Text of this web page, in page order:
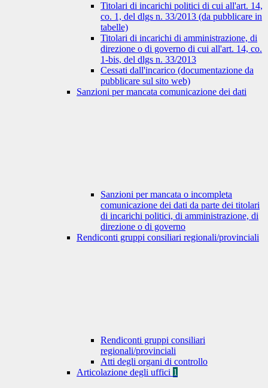
Titolari di incarichi politici di cui all'art. 14,
co. 1, del dlgs n. 33/2013 (da pubblicare in
tabelle)
Titolari di incarichi di amministrazione, di
direzione o di governo di cui all'art. 14, co.
1-bis, del dlgs n. 33/2013
Cessati dall'incarico (documentazione da
pubblicare sul sito web)
Sanzioni per mancata comunicazione dei dati
Sanzioni per mancata o incompleta
comunicazione dei dati da parte dei titolari
di incarichi politici, di amministrazione, di
direzione o di governo
Rendiconti gruppi consiliari regionali/provinciali
Rendiconti gruppi consiliari
regionali/provinciali
Atti degli organi di controllo
Articolazione degli uffici 1